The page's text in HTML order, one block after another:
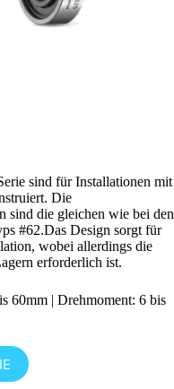
sind für Installationen mit
Die
sind die gleichen wie bei den
#62.Das Design sorgt für
wobei allerdings die
erforderlich ist.
60mm | Drehmoment: 6 bis